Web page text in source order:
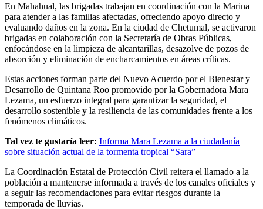
En Mahahual, las brigadas trabajan en coordinación con la Marina
para atender a las familias afectadas, ofreciendo apoyo directo y
evaluando daños en la zona. En la ciudad de Chetumal, se activaron
brigadas en colaboración con la Secretaría de Obras Públicas,
enfocándose en la limpieza de alcantarillas, desazolve de pozos de
absorción y eliminación de encharcamientos en áreas críticas.
Estas acciones forman parte del Nuevo Acuerdo por el Bienestar y
Desarrollo de Quintana Roo promovido por la Gobernadora Mara
Lezama, un esfuerzo integral para garantizar la seguridad, el
desarrollo sostenible y la resiliencia de las comunidades frente a los
fenómenos climáticos.
Tal vez te gustaría leer: Informa Mara Lezama a la ciudadanía
sobre situación actual de la tormenta tropical “Sara”
La Coordinación Estatal de Protección Civil reitera el llamado a la
población a mantenerse informada a través de los canales oficiales y
a seguir las recomendaciones para evitar riesgos durante la
temporada de lluvias.